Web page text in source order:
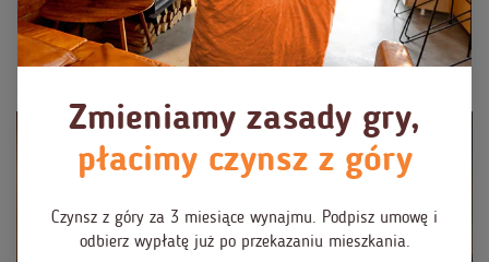
Monitorujemy do 40 różnych
czynników
Zmieniamy zasady gry,
płacimy czynsz z góry
Czynsz z góry za 3 miesiące wynajmu. Podpisz umowę i
odbierz wypłatę już po przekazaniu mieszkania.